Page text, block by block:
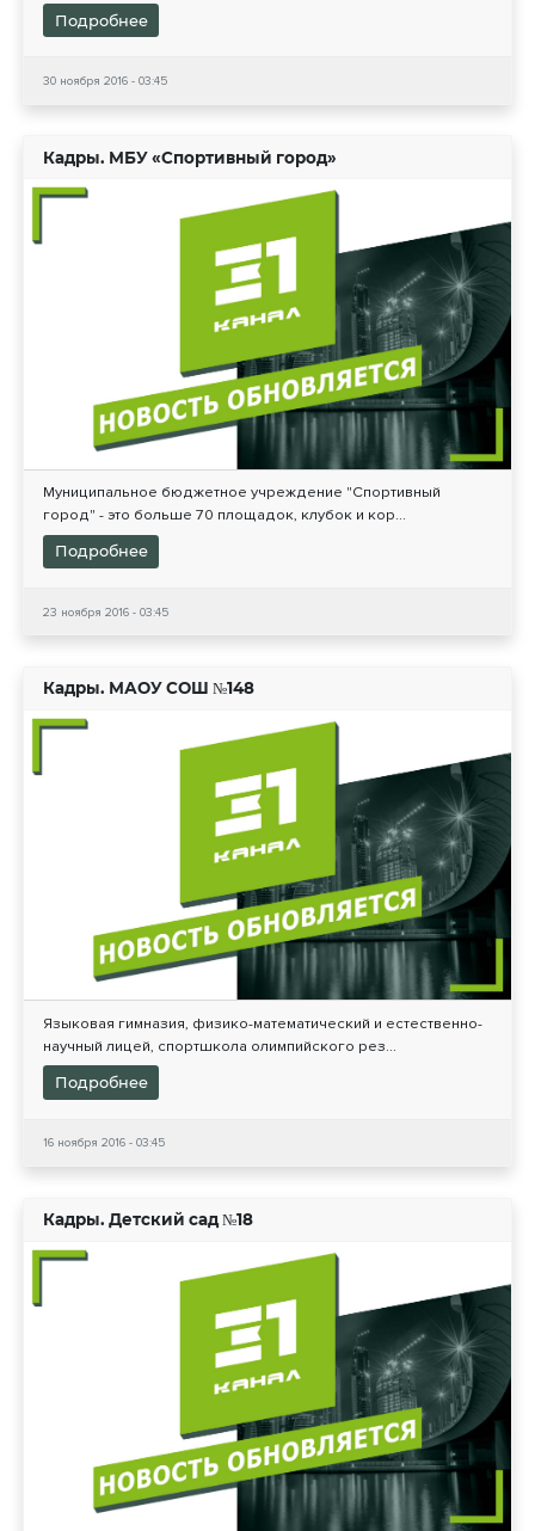
Подробнее
30 ноября 2016 - 03:45
Кадры. МБУ «Спортивный город»
Муниципальное бюджетное учреждение "Спортивный
город" - это больше 70 площадок, клубок и кор...
Подробнее
23 ноября 2016 - 03:45
Кадры. МАОУ СОШ №148
Языковая гимназия, физико-математический и естественно-
научный лицей, спортшкола олимпийского рез...
Подробнее
16 ноября 2016 - 03:45
Кадры. Детский сад №18